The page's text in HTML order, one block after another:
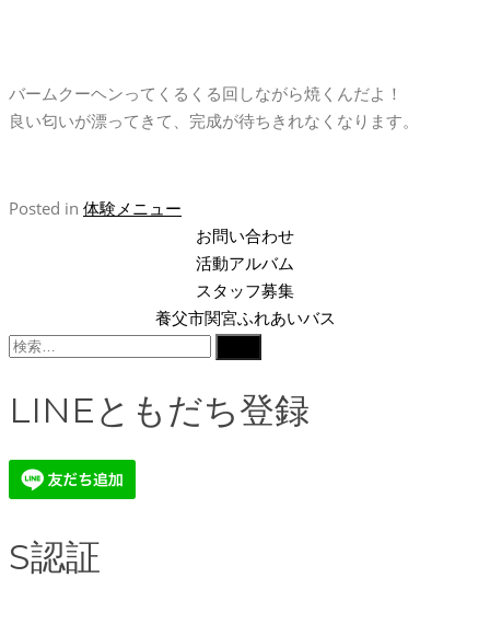
バームクーヘンってくるくる回しながら焼くんだよ！
良い匂いが漂ってきて、完成が待ちきれなくなります。
Posted in 体験メニュー
お問い合わせ
活動アルバム
スタッフ募集
養父市関宮ふれあいバス
検
LINEともだち登録
S認証